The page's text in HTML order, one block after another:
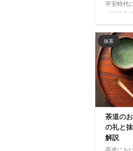
平安時代
「喫茶養
本の抹茶
能を解説
自の発展
と、現代
仙薬」と
す。
抹茶
茶道の
の礼と
解説